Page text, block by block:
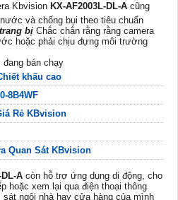
Kbvision KX-AF2003L-DL-A cũng
và chống bụi theo tiêu chuẩn
bị Chắc chắn rằng rằng camera
hoặc phải chịu đựng môi trường
bán chạy
khấu cao
8B4WF
Rẻ KBvision
Quan Sát KBvision
DL-A còn hỗ trợ ứng dụng di động, cho
hoặc xem lại qua điện thoại thông
ngôi nhà hay cửa hàng của mình